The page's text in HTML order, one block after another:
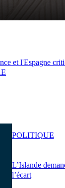
et l'Espagne
L’Islande
l’écart
POLITIQUE